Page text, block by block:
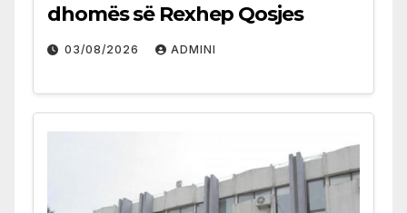
dhomës së Rexhep Qosjes
03/08/2026 ADMINI